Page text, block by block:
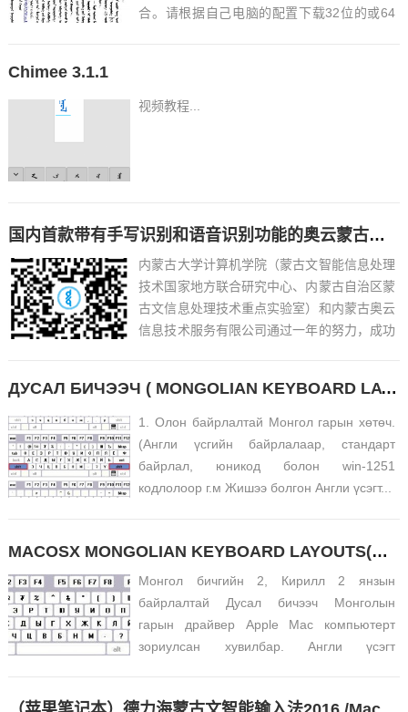
合。请根据自己电脑的配置下载32位的或64
Chimee 3.1.1
视频教程...
国内首款带有手写识别和语音识别功能的奥云蒙古文输入法开始公开测试啦
内蒙古大学计算机学院（蒙古文智能信息处理
技术国家地方联合研究中心、内蒙古自治区蒙
古文信息处理技术重点实验室）和内蒙古奥云
信息技术服务有限公司通过一年的努力，成功
卓版（苹果iOS版8月20日前开始公测）。希
望广大用户下载使...
ДУСАЛ БИЧЭЭЧ ( MONGOLIAN KEYBOARD LAYOUTS DRIVER )
1. Олон байрлалтай Монгол гарын хөтөч.
(Англи үсгийн байрлалаар, стандарт
байрлал, юникод болон win-1251
кодлолоор г.м Жишээ болгон Англи үсэгт...
MACOSX MONGOLIAN KEYBOARD LAYOUTS(新蒙文mac输入法）
Монгол бичгийн 2, Кирилл 2 янзын
байрлалтай Дусал бичээч Монголын
гарын драйвер Apple Mac компьютерт
зориулсан хувилбар. Англи үсэгт